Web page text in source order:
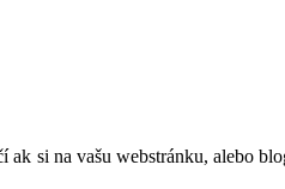
si na vašu webstránku, alebo